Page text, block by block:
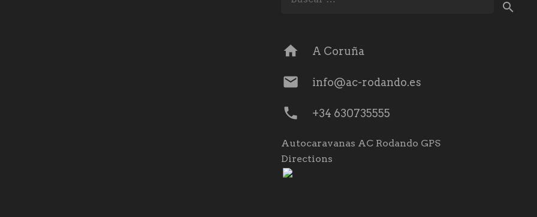
home A Coruña
mail info@ac-rodando.es
phone +34 630735555
Autocaravanas AC Rodando GPS
Directions